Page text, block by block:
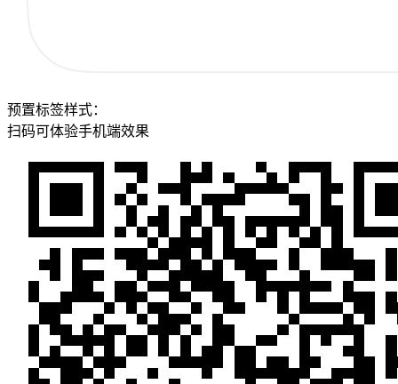
预置标签样式：
扫码可体验手机端效果